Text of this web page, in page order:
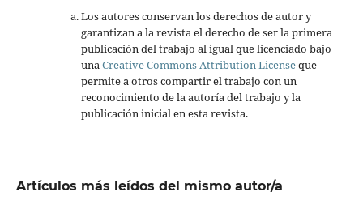
Los autores conservan los derechos de autor y
garantizan a la revista el derecho de ser la primera
publicación del trabajo al igual que licenciado bajo
unaCreative Commons Attribution Licenseque
permite a otros compartir el trabajo con un
reconocimiento de la autoría del trabajo y la
publicación inicial en esta revista.
Artículos más leídos del mismo autor/a